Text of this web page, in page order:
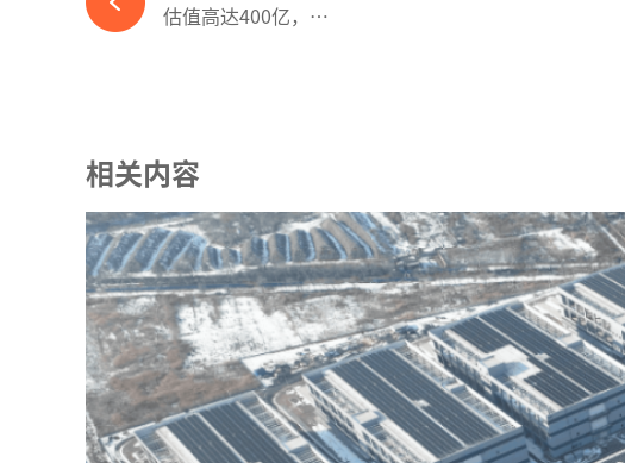
估值高达400亿，光伏电池老三冲刺IPO-365wm完美体育官网
相关内容